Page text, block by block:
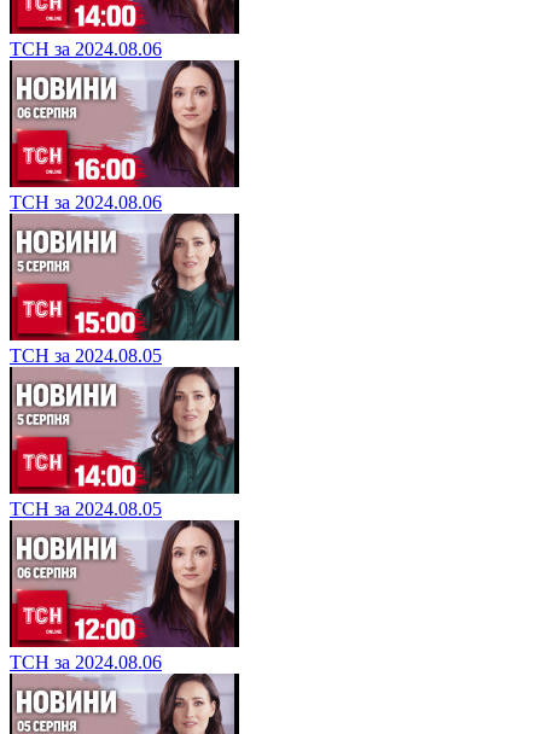
ТСН за 2024.08.06
ТСН за 2024.08.06
ТСН за 2024.08.05
ТСН за 2024.08.05
ТСН за 2024.08.06